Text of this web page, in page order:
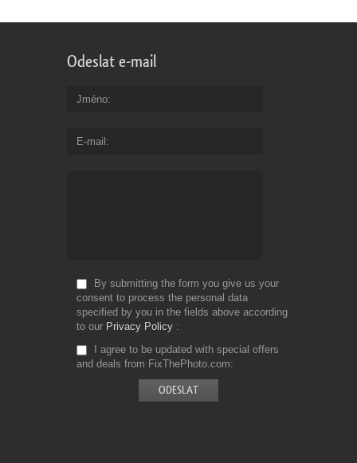
Odeslat e-mail
Jméno
E-mail
By submitting the form you give us your
consent to process the personal data
specified by you in the fields above according
to our Privacy Policy
I agree to be updated with special offers
and deals from FixThePhoto.com